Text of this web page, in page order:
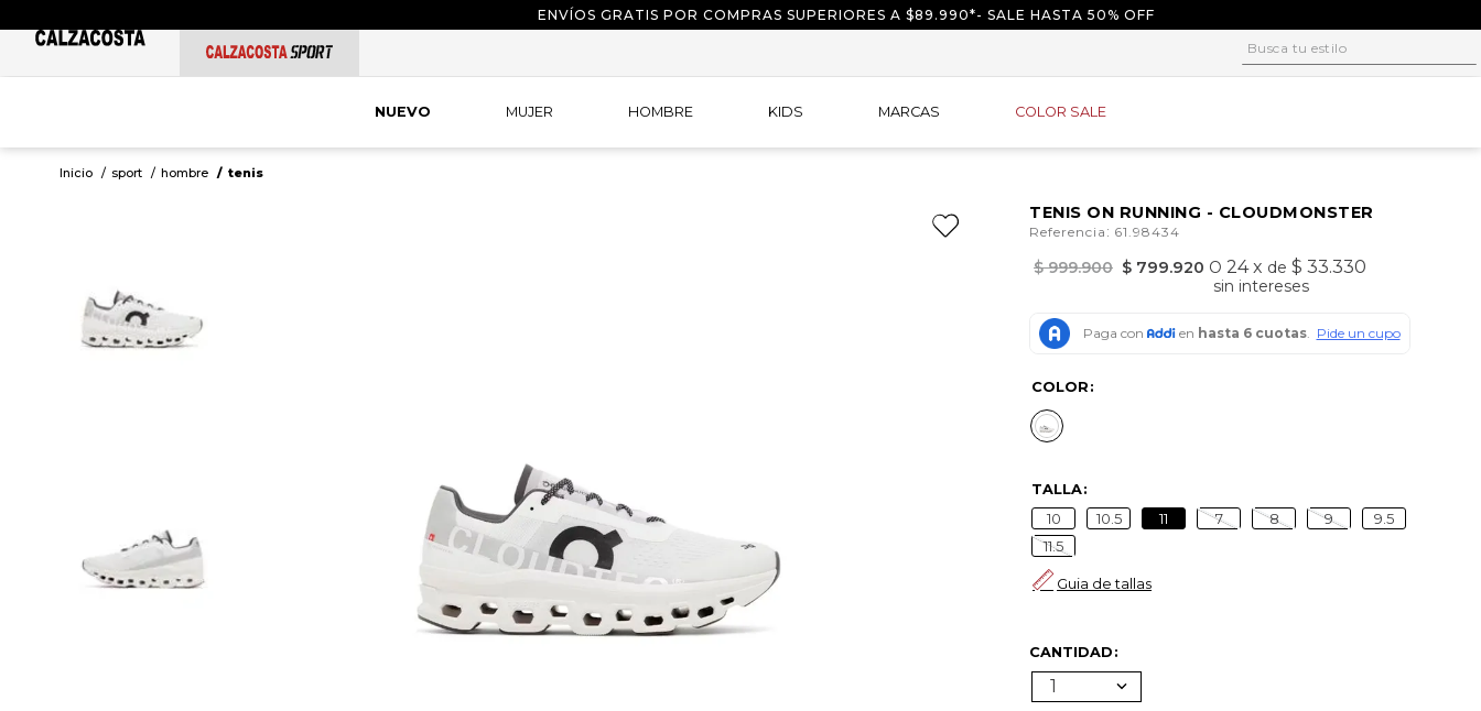
ENVÍOS GRATIS POR COMPRAS SUPERIORES A $89.990*- SALE HASTA 50% OFF
Busca tu estilo
NUEVO MUJER HOMBRE KIDS MARCAS COLOR SALE
sport hombre tenis
TENIS ON RUNNING - CLOUDMONSTER
Referencia : 61.98434
$ 999.900 $ 799.920 O 24 x de$ 33.330
sin intereses
COLOR
TALLA
10 10.5 11 7 8 9
9.5
11.5
Guia de tallas
CANTIDAD
1
4. tacon
6. guayos